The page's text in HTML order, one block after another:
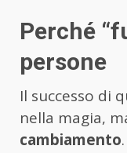
Perché
persone
Il successo di
nella magia,
cambiamento